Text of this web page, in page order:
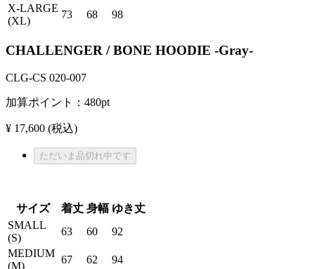
X-LARGE
(XL)
73 68 98
CHALLENGER / BONE HOODIE -Gray-
CLG-CS 020-007
加算ポイント： 480pt
¥ 17,600 (税込)
ただいま品切れ中です
サイズ 着丈 身幅 ゆき丈
SMALL
(S)
63 60
92
MEDIUM
(M)
67 62 94